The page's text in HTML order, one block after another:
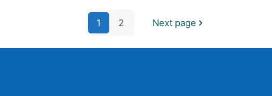
1 2 Next page